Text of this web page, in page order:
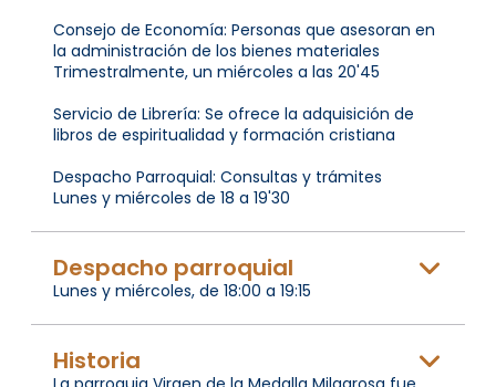
Consejo de Economía: Personas que asesoran en
la administración de los bienes materiales
Trimestralmente, un miércoles a las 20'45
Servicio de Librería: Se ofrece la adquisición de
libros de espiritualidad y formación cristiana
Despacho Parroquial: Consultas y trámites
Lunes y miércoles de 18 a 19'30
Despacho parroquial
Lunes y miércoles, de 18:00 a 19:15
Historia